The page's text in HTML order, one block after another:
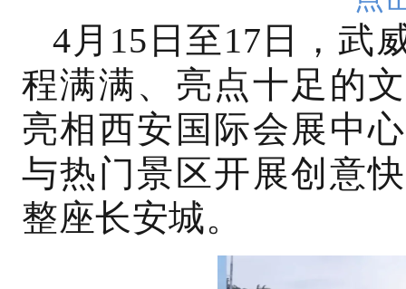
4月15日至17日，武
程满满、亮点十足的
亮相西安国际会展中
与热门景区开展创意
整座长安城。